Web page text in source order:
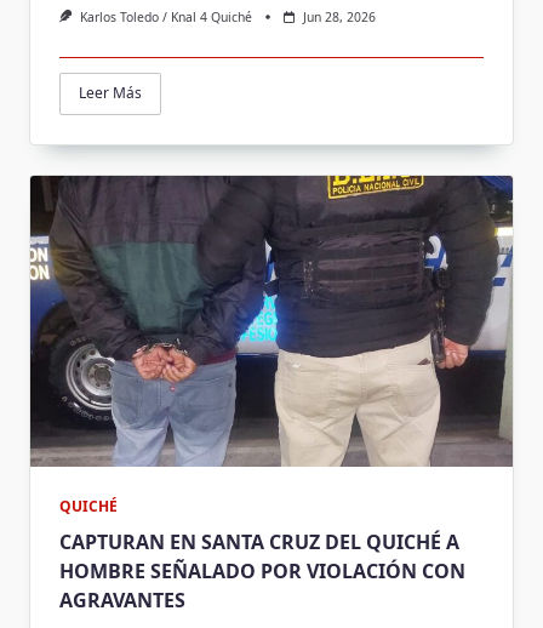
Karlos Toledo / Knal 4 Quiché Jun 28, 2026
Leer Más
QUICHÉ
CAPTURAN EN SANTA CRUZ DEL QUICHÉ A
HOMBRE SEÑALADO POR VIOLACIÓN CON
AGRAVANTES